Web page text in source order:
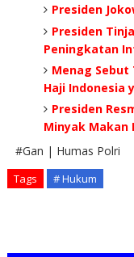
Presiden
Presiden
Peningkatan
Menag Sebut
Haji Indonesia
Presiden
Minyak Makan
#Gan | Humas Polri
Tags # Hukum